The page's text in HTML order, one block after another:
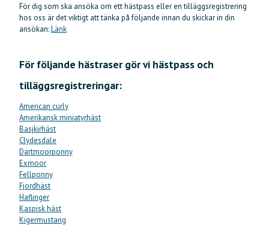
För dig som ska ansöka om ett hästpass eller en tilläggsregistrering
hos oss är det viktigt att tänka på följande innan du skickar in din
ansökan:Länk
För följande hästraser gör vi hästpass och
tilläggsregistreringar:
American curly
Amerikansk miniatyrhäst
Basjkirhäst
Clydesdale
Dartmoorponny
Exmoor
Fellponny
Fjordhäst
Haflinger
Kaspisk häst
Kigermustang